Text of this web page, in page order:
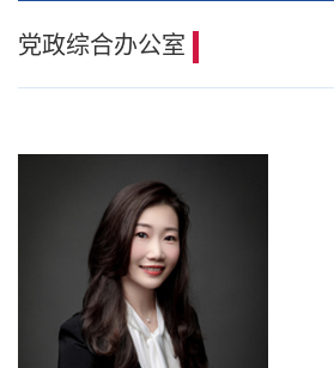
党政综合办公室